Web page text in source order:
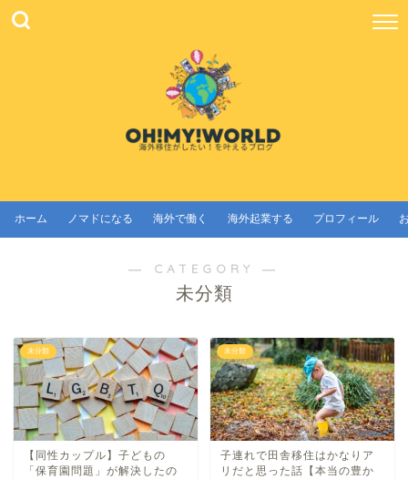
ホーム ノマドになる 海外で働く 海外起業する プロフィール
― CATEGORY ―
未分類
未分類
【同性カップル】子どもの
「保育園問題」が解決したの
未分類
子連れで田舎移住はかなりア
リだと思った話【本当の豊か